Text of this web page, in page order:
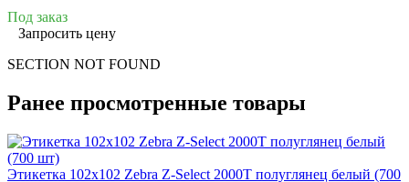
Под заказ
Запросить цену
SECTION NOT FOUND
Ранее просмотренные товары
Этикетка 102x102 Zebra Z-Select 2000T полуглянец белый (700